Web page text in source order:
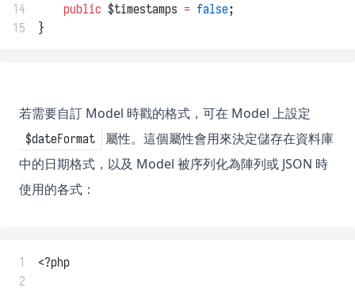
14
public $timestamps = false;
15
}
若需要自訂 Model 時戳的格式，可在 Model 上設定
$dateFormat
屬性。這個屬性會用來決定儲存在資料庫
中的日期格式，以及 Model 被序列化為陣列或 JSON 時
使用的各式：
1
<?php
2